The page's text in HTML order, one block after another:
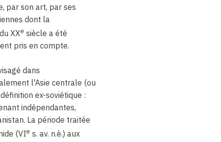
par son art, par ses
dont la
XXe siècle a été
pris en compte.
dans
l'Asie centrale (ou
ex-soviétique :
indépendantes,
La période traitée
(VIe s. av. n.è.) aux